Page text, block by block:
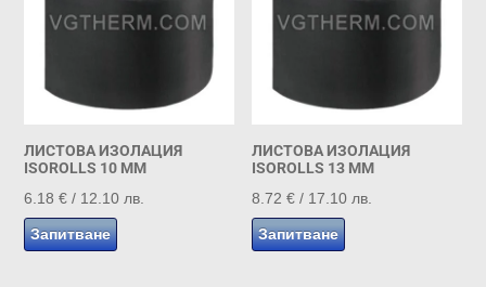
ЛИСТОВА ИЗОЛАЦИЯ
ISOROLLS 10 MM
6.18€ / 12.10 лв.
Запитване
ЛИСТОВА ИЗОЛАЦИЯ
ISOROLLS 13 MM
8.72€ / 17.10 лв.
Запитване